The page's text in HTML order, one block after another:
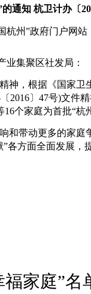
通知 杭卫计办〔
杭州”政府门户网站
集聚区社发局：
，根据《国家卫
2016〕47号)文件
个家庭为首批“杭
带动更多的家庭
方面全面发展
家庭”名